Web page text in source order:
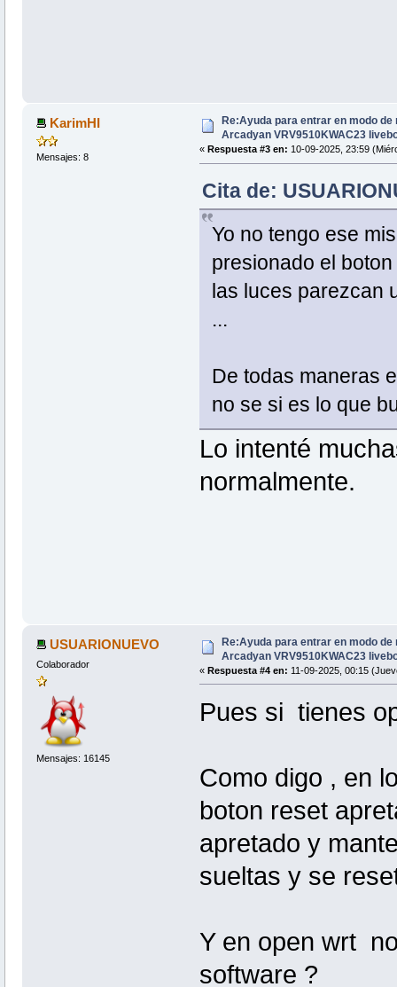
KarimHI
Mensajes: 8
Re:Ayuda para entrar en modo
Arcadyan VRV9510KWAC23
« Respuesta #3 en: 10-09-2025, 23:59
Cita de:
Yo no tengo ese
presionado el
las luces parezcan
...
De todas maneras
no se si es lo que
Lo intenté
normalmente.
USUARIONUEVO
Colaborador
Mensajes: 16145
Re:Ayuda para entrar en modo de
Arcadyan VRV9510KWAC23
« Respuesta #4 en: 11-09-2025, 00:15
Pues si tienes
Como digo , en
boton reset
apretado y
sueltas y se
Y en open wrt
software ?